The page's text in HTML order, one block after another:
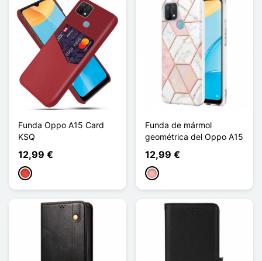
Funda Oppo A15 Card
KSQ
12,99 €
Rojo
Funda de mármol
geométrica del Oppo A15
12,99 €
Oro rosa